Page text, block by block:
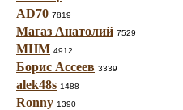
AD70 7819
Магаз Анатолий 7529
МНМ 4912
Борис Ассеев 3339
alek48s 1488
Ronny 1390